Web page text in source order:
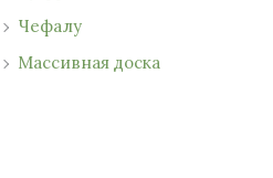
Чефалу
Массивная доска